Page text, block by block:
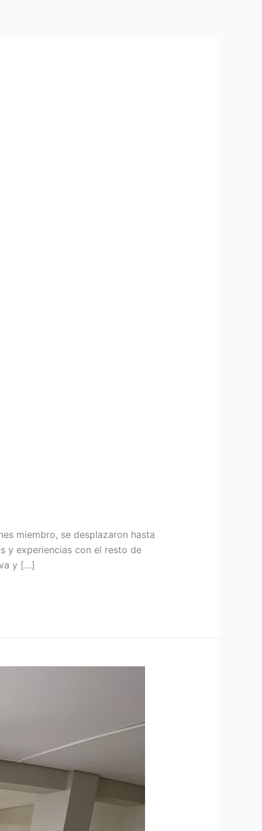
miembro, se desplazaron hasta
y experiencias con el resto de
y […]